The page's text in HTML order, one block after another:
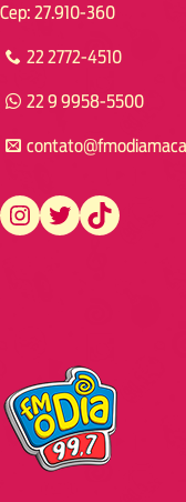
Cep: 27.910-360
22 2772-4510
22 9 9958-5500
https://www.instagram.com/fmodia.macae/ https://twitter.com/fmodia.macae/ https://www.tiktok.com/@fmodia.macae